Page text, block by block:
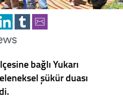
bağlı Yukarı
şükür duası